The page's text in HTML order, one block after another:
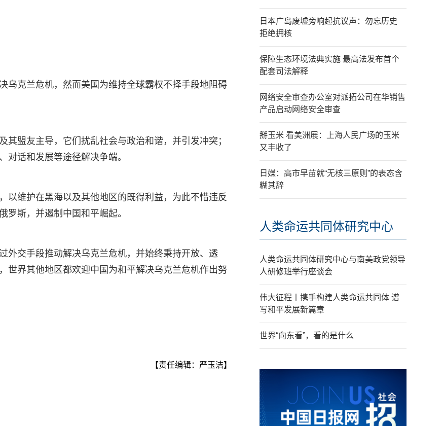
乌克兰危机，然而美国为维持全球霸权不择手段地阻碍
其盟友主导，它们扰乱社会与政治和谐，并引发冲突；
对话和发展等途径解决争端。
以维护在黑海以及其他地区的既得利益，为此不惜违反
罗斯，并遏制中国和平崛起。
外交手段推动解决乌克兰危机，并始终秉持开放、透
世界其他地区都欢迎中国为和平解决乌克兰危机作出努
【责任编辑：严玉洁】
日本广岛废墟旁响起抗议声：勿忘历史
拒绝拥核
保障生态环境法典实施 最高法发布首个
配套司法解释
网络安全审查办公室对派拓公司在华销售
产品启动网络安全审查
掰玉米 看美洲展：上海人民广场的玉米
又丰收了
日媒：高市早苗就“无核三原则”的表态含
糊其辞
人类命运共同体研究中心
人类命运共同体研究中心与南美政党领导
人研修班举行座谈会
伟大征程丨携手构建人类命运共同体 谱
写和平发展新篇章
世界“向东看”，看的是什么